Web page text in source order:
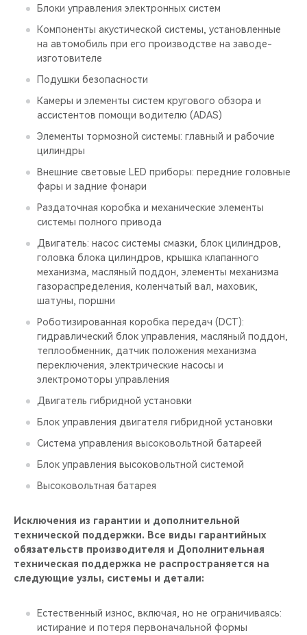
Блоки управления электронных систем
Компоненты акустической системы, установленные
на автомобиль при его производстве на заводе-
изготовителе
Подушки безопасности
Камеры и элементы систем кругового обзора и
ассистентов помощи водителю (ADAS)
Элементы тормозной системы: главный и рабочие
цилиндры
Внешние световые LED приборы: передние головные
фары и задние фонари
Раздаточная коробка и механические элементы
системы полного привода
Двигатель: насос системы смазки, блок цилиндров,
головка блока цилиндров, крышка клапанного
механизма, масляный поддон, элементы механизма
газораспределения, коленчатый вал, маховик,
шатуны, поршни
Роботизированная коробка передач (DCT):
гидравлический блок управления, масляный поддон,
теплообменник, датчик положения механизма
переключения, электрические насосы и
электромоторы управления
Двигатель гибридной установки
Блок управления двигателя гибридной установки
Система управления высоковольтной батареей
Блок управления высоковольтной системой
Высоковольтная батарея
Исключения из гарантии и дополнительной
технической поддержки. Все виды гарантийных
обязательств производителя и Дополнительная
техническая поддержка не распространяется на
следующие узлы, системы и детали:
Естественный износ, включая, но не ограничиваясь:
истирание и потеря первоначальной формы